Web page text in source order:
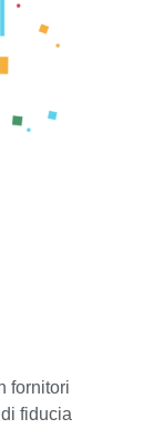
fornitori
fiducia